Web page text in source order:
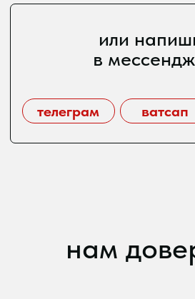
Доверьте нам свою атмосферу –
макс
в мессенджере